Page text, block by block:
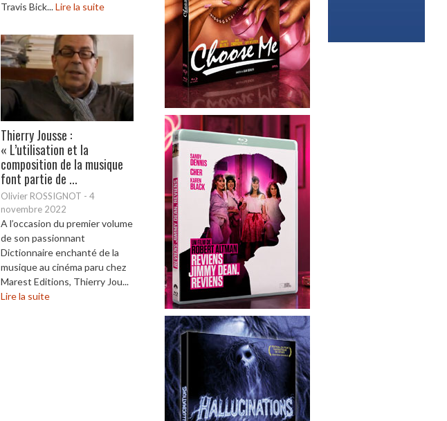
Travis Bick...Lire la suite
Thierry Jousse :
« L’utilisation et la
composition de la musique
font partie de ...
Olivier ROSSIGNOT - 4
novembre 2022
A l’occasion du premier volume
de son passionnant
Dictionnaire enchanté de la
musique au cinéma paru chez
Marest Editions, Thierry Jou...
Lire la suite